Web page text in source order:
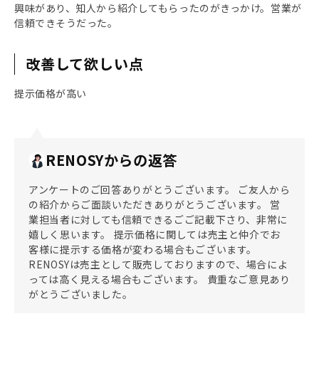
興味があり、知人から紹介してもらったのがきっかけ。営業が
信頼できそうだった。
改善して欲しい点
提示価格が高い
RENOSYからの返答
アンケートのご回答ありがとうございます。 ご友人から
の紹介からご面談いただきありがとうございます。 営
業担当者に対しても信頼できるごご記載下さり、非常に
嬉しく思います。 提示価格に関しては売主と仲介でお
客様に提示する価格が変わる場合もございます。
RENOSYは売主として販売しておりますので、場合によ
っては高く見える場合もございます。 貴重なご意見あり
がとうございました。